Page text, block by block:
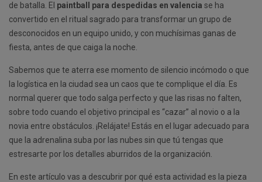
de batalla. El paintball para despedidas en valencia se ha
convertido en el ritual sagrado para transformar un grupo de
desconocidos en un equipo unido, y con muchísimas ganas de
fiesta, antes de que caiga la noche.
Sabemos que te aterra ese momento de silencio incómodo o que
la logística en la ciudad sea un caos que te complique el día. Es
normal querer que todo salga perfecto y que las risas no falten,
sobre todo cuando el objetivo principal es “cazar” al novio o a la
novia entre obstáculos. ¡Relájate! Estás en el lugar adecuado para
que la adrenalina suba por las nubes sin que tú tengas que
estresarte por los detalles aburridos de la organización.
En este artículo vas a descubrir por qué esta actividad es la pieza